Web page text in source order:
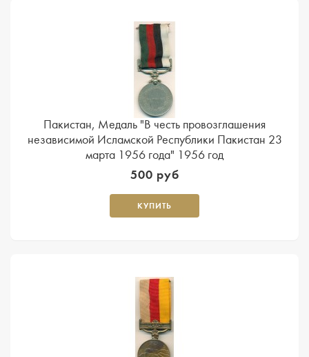
Пакистан, Медаль "В честь провозглашения
независимой Исламской Республики Пакистан 23
марта 1956 года" 1956 год
500 руб
КУПИТЬ